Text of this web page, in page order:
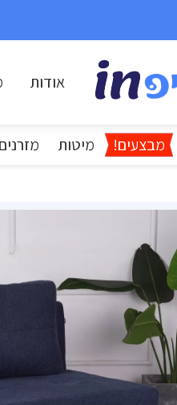
אודות
מבצעים! מיטות